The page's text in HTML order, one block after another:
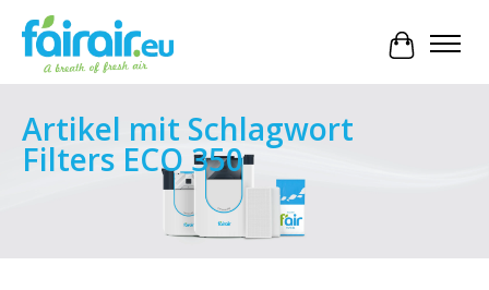
Ihr
Artikel mit Schlagwort
Filters ECO 350